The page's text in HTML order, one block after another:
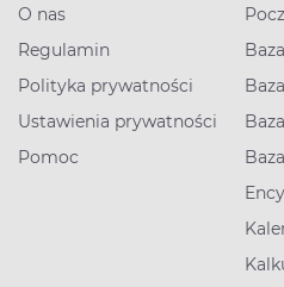
O nas
Regulamin
Polityka prywatności
Ustawienia prywatności
Pomoc